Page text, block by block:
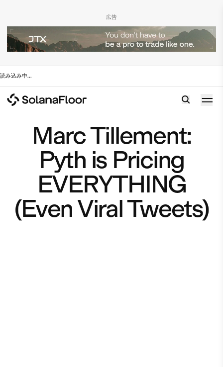
広告
読み込み中...
Marc Tillement:
Pyth is Pricing
EVERYTHING
(Even Viral Tweets)